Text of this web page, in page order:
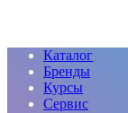
Каталог
Бренды
Курсы
Сервис